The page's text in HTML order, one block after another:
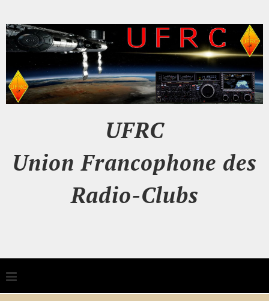
UFRC
Union Francophone des
Radio-Clubs